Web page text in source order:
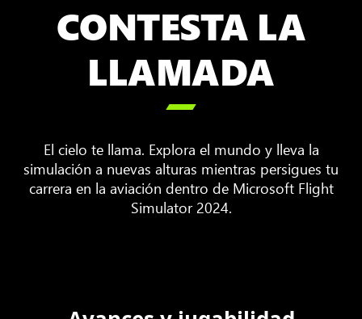
CONTESTA LA
LLAMADA

El cielo te llama. Explora el mundo y lleva la
simulación a nuevas alturas mientras persigues tu
carrera en la aviación dentro de Microsoft Flight
Simulator 2024.